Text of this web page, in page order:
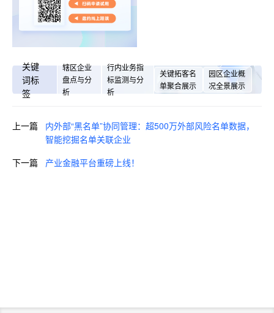
关键
词标
签
辖区企业
盘点与分
析
行内业务指
标监测与分
析
关键拓客名
单聚合展示
园区企业概
况全景展示
上一篇
内外部“黑名单”协同管理：超500万外部风险名单数据，
智能挖掘名单关联企业
下一篇
产业金融平台重磅上线！